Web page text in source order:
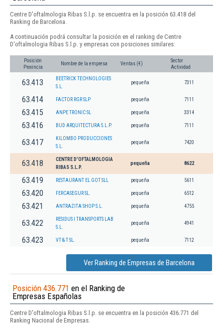
Centre D'oftalmologia Ribas S.l.p. se encuentra en la posición 63.418 del
Ranking de Barcelona.
A continuación podrá consultar la posición en el ranking de Centre
D'oftalmologia Ribas S.l.p. y empresas con posiciones similares:
Posición
Provincia
Nombre de la empresa Ventas (€)
Sector
Actividad
63.413
BEETRICK TECHNOLOGIES
S.L.
pequeña 7311
63.414 FACTOR RGR SLP pequeña 7111
63.415 ANPE TRONIC SL pequeña 3314
63.416 BUD ARQUITECTURA S.L.P. pequeña 7111
63.417
KILOMBO PRODUCCIONES
S.L.
pequeña 7420
63.418
CENTRE D'OFTALMOLOGIA
RIBAS S.L.P.
pequeña 8622
63.419 RESTAURANT EL GOT SLL pequeña 5611
63.420 FERCASEGUR SL. pequeña 6512
63.421 ANTRAZITA SHOP S.L. pequeña 4755
63.422
RESIDUS I TRANSPORTS LAB
S.L.
pequeña 4941
63.423 VT & T SL. pequeña 7112
Ver Ranking de Empresas de Barcelona
Posición 436.771 en el Ranking de
Empresas Españolas
Centre D'oftalmologia Ribas S.l.p. se encuentra en la posición 436.771 del
Ranking Nacional de Empresas.